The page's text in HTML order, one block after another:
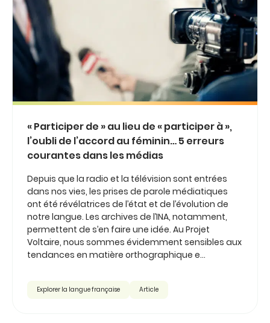
« Participer de » au lieu de « participer à »,
l’oubli de l’accord au féminin… 5 erreurs
courantes dans les médias
Depuis que la radio et la télévision sont entrées
dans nos vies, les prises de parole médiatiques
ont été révélatrices de l’état et de l’évolution de
notre langue. Les archives de l’INA, notamment,
permettent de s’en faire une idée. Au Projet
Voltaire, nous sommes évidemment sensibles aux
tendances en matière orthographique e...
Explorer la langue française Article